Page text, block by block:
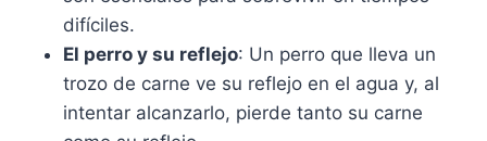
difíciles.
El perro y su reflejo: Un perro que lleva un
trozo de carne ve su reflejo en el agua y, al
intentar alcanzarlo, pierde tanto su carne